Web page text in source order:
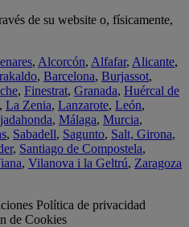
de su website o, físicamente,
, Alcorcón, Alfafar, Alicante,
, Barcelona, Burjassot,
, Finestrat, Granada, Huércal de
, La Zenia, Lanzarote, León,
, Málaga, Murcia,
, Sabadell, Sagunto, Salt, Girona,
, Santiago de Compostela,
, Vilanova i la Geltrú, Zaragoza
Política de privacidad
de Cookies